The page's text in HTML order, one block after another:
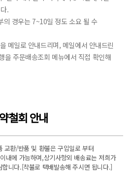
.
의 경우는 7~10일 정도 소요 될 수
메일로 안내드리며, 메일에서 안내드린
을 주문배송조회 메뉴에서 직접 확인해
철회 안내
교환/반품 및 환불은 구입일로 부터
내에 가능하며,상기사항외 배송료는 저희가
합니다.[착불로 택배발송해 주시면 됩니다.]